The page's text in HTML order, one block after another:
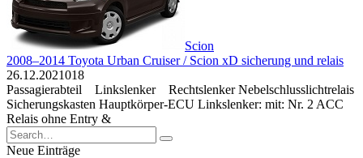
Scion
2008–2014 Toyota Urban Cruiser / Scion xD sicherung und relais
26.12.2021018
Passagierabteil Linkslenker Rechtslenker Nebelschlusslichtrelais
Sicherungskasten Hauptkörper-ECU Linkslenker: mit: Nr. 2 ACC
Relais ohne Entry &
Search
for:
Neue Einträge